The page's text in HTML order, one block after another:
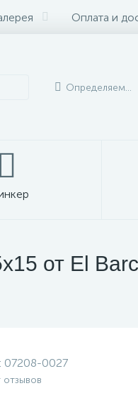
Оплата и
Определяем...
от El
07208-0027
отзывов